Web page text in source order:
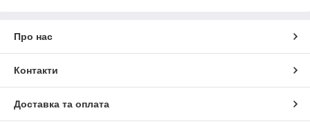
Про нас
Контакти
Доставка та оплата